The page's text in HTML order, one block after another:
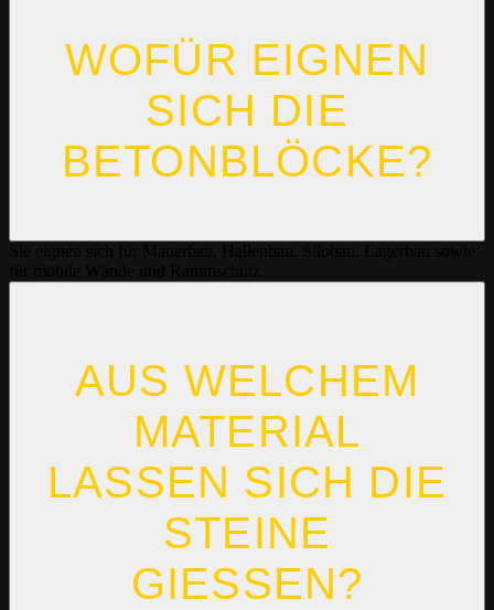
WOFÜR EIGNEN
SICH DIE
BETONBLÖCKE?
AUS WELCHEM
MATERIAL
LASSEN SICH DIE
STEINE
GIESSEN?